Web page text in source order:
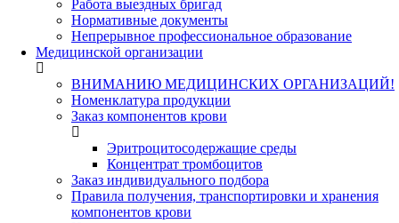
Работа выездных бригад
Нормативные документы
Непрерывное профессиональное образование
Медицинской организации
ВНИМАНИЮ МЕДИЦИНСКИХ ОРГАНИЗАЦИЙ!
Номенклатура продукции
Заказ компонентов крови
Эритроцитосодержащие среды
Концентрат тромбоцитов
Заказ индивидуального подбора
Правила получения, транспортировки и хранения
компонентов крови